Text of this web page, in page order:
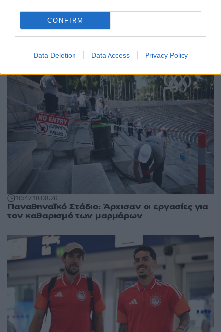
CONFIRM
Data Deletion Data Access Privacy Policy
Αθλητικά:
Περισσότερα άρθρα
10:4710.08.26
Παναθηναϊκό Στάδιο: Άρχισαν οι εργασίες για
τον καθαρισμό των μαρμάρων